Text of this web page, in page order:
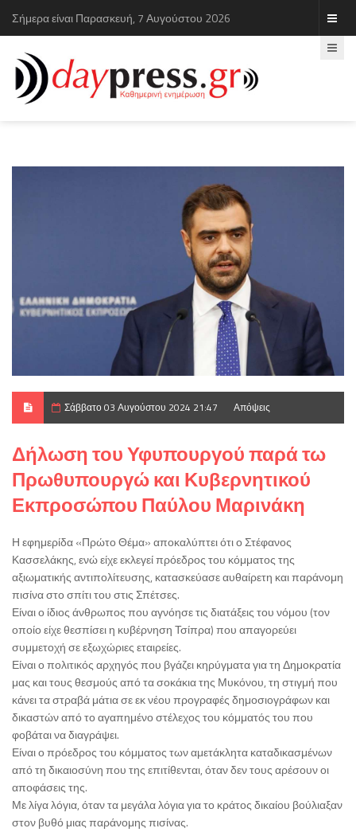
Σήμερα είναι Παρασκευή, 7 Αυγούστου 2026
Σάββατο 03 Αυγούστου 2024 21:47 Απόψεις
Δήλωση του Υφυπουργού παρά τω
Πρωθυπουργώ και Κυβερνητικού
Εκπροσώπου Παύλου Μαρινάκη
Η εφημερίδα «Πρώτο Θέμα» αποκαλύπτει ότι ο Στέφανος
Κασσελάκης, ενώ είχε εκλεγεί πρόεδρος του κόμματος της
αξιωματικής αντιπολίτευσης, κατασκεύασε αυθαίρετη και παράνομη
πισίνα στο σπίτι του στις Σπέτσες.
Είναι ο ίδιος άνθρωπος που αγνόησε τις διατάξεις του νόμου (τον
οποίο είχε θεσπίσει η κυβέρνηση Τσίπρα) που απαγορεύει
συμμετοχή σε εξωχώριες εταιρείες.
Είναι ο πολιτικός αρχηγός που βγάζει κηρύγματα για τη Δημοκρατία
μας και τους θεσμούς από τα σοκάκια της Μυκόνου, τη στιγμή που
κάνει τα στραβά μάτια σε εκ νέου προγραφές δημοσιογράφων και
δικαστών από το αγαπημένο στέλεχος του κόμματός του που
φοβάται να διαγράψει.
Είναι ο πρόεδρος του κόμματος των αμετάκλητα καταδικασμένων
από τη δικαιοσύνη που της επιτίθενται, όταν δεν τους αρέσουν οι
αποφάσεις της.
Με λίγα λόγια, όταν τα μεγάλα λόγια για το κράτος δικαίου βούλιαξαν
στον βυθό μιας παράνομης πισίνας.